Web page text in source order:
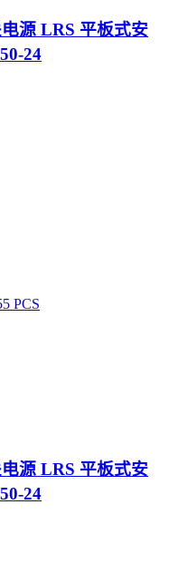
源 LRS 平板式安
24
PCS
源 LRS 平板式安
24